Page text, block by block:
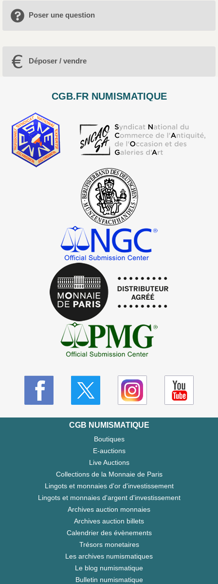
Poser une question
Déposer / vendre
CGB.FR NUMISMATIQUE
CGB NUMISMATIQUE
Boutiques
E-auctions
Live Auctions
Collections de la Monnaie de Paris
Lingots et monnaies d'or d'investissement
Lingots et monnaies d'argent d'investissement
Archives auction monnaies
Archives auction billets
Calendrier des évènements
Trésors monetaires
Les archives numismatiques
Le blog numismatique
Bulletin numismatique